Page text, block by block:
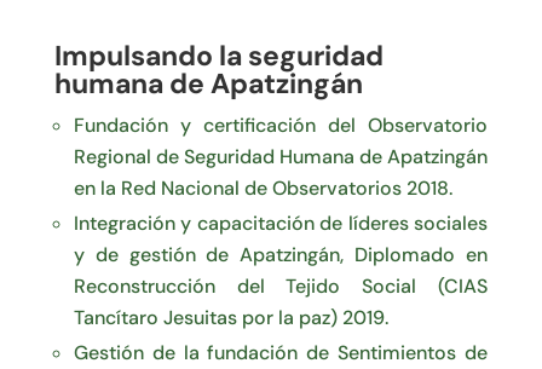
Impulsando la seguridad
humana de Apatzingán
Fundación y certificación del Observatorio
Regional de Seguridad Humana de Apatzingán
en la Red Nacional de Observatorios 2018.
Integración y capacitación de líderes sociales
y de gestión de Apatzingán, Diplomado en
Reconstrucción del Tejido Social (CIAS
Tancítaro Jesuitas por la paz) 2019.
Gestión de la fundación de Sentimientos de